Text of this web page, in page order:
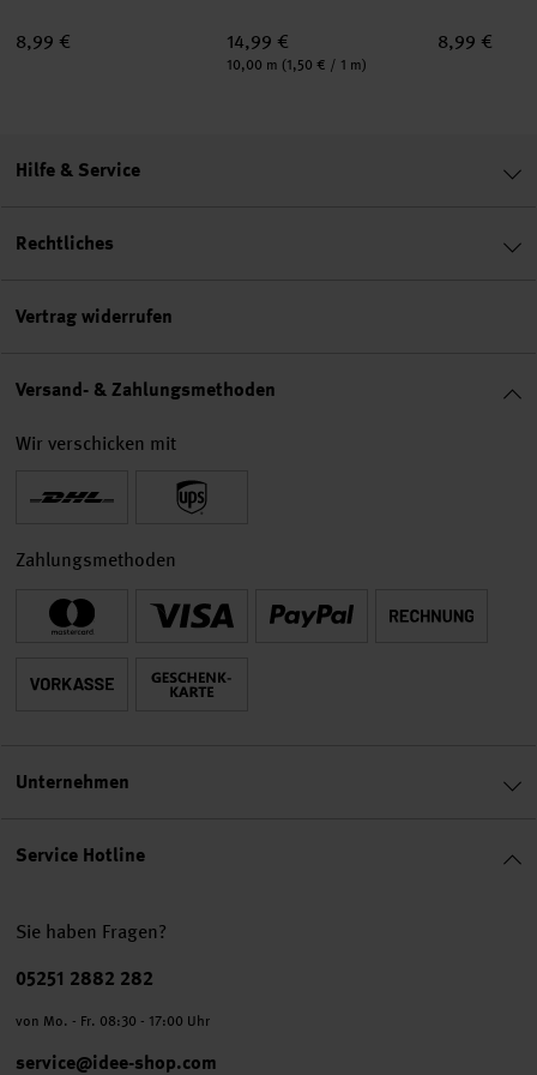
8,99 € 14,99 €
Inhalt:
10,00 m (1,50 € / 1 m)
8,99 €
Service Hotline
Sie haben Fragen?
Telefonnummer
05251 2882 282
von Mo. - Fr. 08:30 - 17:00 Uhr
service@idee-shop.com
Hilfe & Service
Rechtliches
Vertrag widerrufen
Versand- & Zahlungsmethoden
Wir verschicken mit
Zahlungsmethoden
Unternehmen